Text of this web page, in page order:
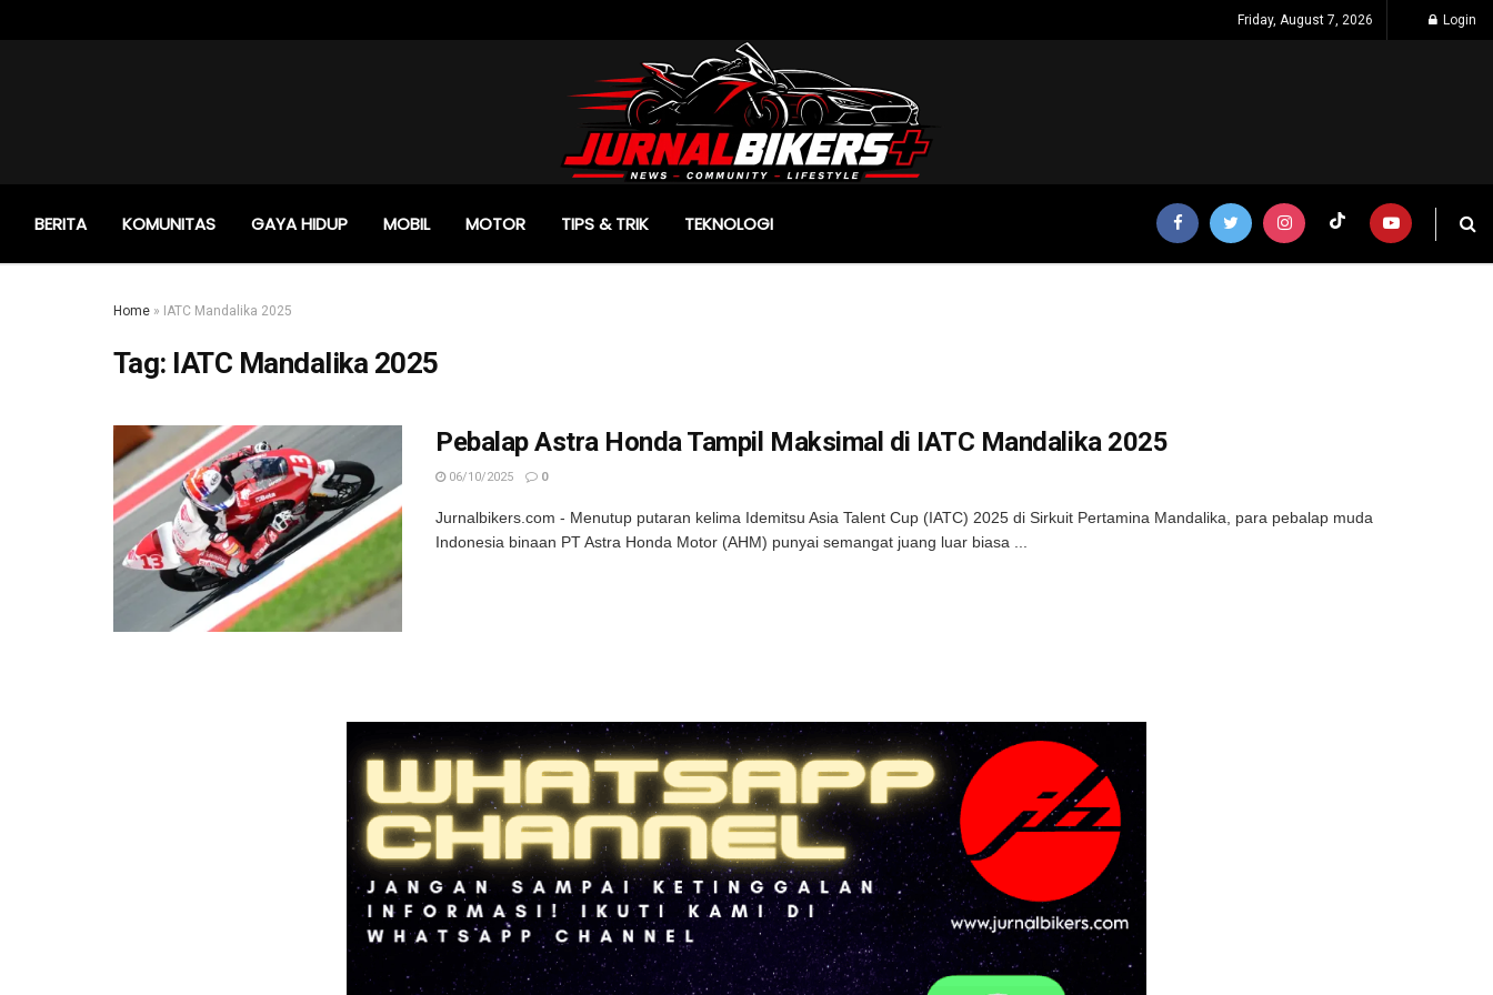
Friday, August 7, 2026 Login
BERITA KOMUNITAS GAYA HIDUP MOBIL MOTOR TIPS & TRIK TEKNOLOGI
Home » IATC Mandalika 2025
Tag: IATC Mandalika 2025
Pebalap Astra Honda Tampil Maksimal di IATC Mandalika 2025
06/10/2025 0
Jurnalbikers.com - Menutup putaran kelima Idemitsu Asia Talent Cup (IATC) 2025 di Sirkuit Pertamina Mandalika, para pebalap muda
Indonesia binaan PT Astra Honda Motor (AHM) punyai semangat juang luar biasa ...